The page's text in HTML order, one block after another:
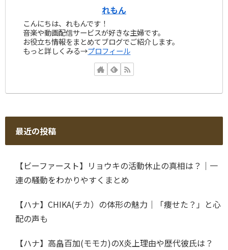
れもん
こんにちは、れもんです！
音楽や動画配信サービスが好きな主婦です。
お役立ち情報をまとめてブログでご紹介します。
もっと詳しくみる→プロフィール
最近の投稿
【ビーファースト】リョウキの活動休止の真相は？｜一
連の騒動をわかりやすくまとめ
【ハナ】CHIKA(チカ）の体形の魅力｜「痩せた？」と心
配の声も
【ハナ】高畠百加(モモカ)のX炎上理由や歴代彼氏は？